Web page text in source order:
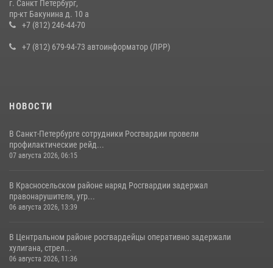
В Ленобласти сотрудники Росгвардии провели встречу с
воспитанниками детского клуба «Умные каникулы»
г. Санкт Петербург,
пр-кт Бакунина д. 10 а
+7 (812) 246-44-70
+7 (812) 679-94-73 автоинформатор (ЛРР)
НОВОСТИ
В Санкт-Петербурге сотрудники Росгвардии провели
профилактические рейд...
07 августа 2026, 06:15
В Красносельском районе наряд Росгвардии задержал
правонарушителя, угр...
06 августа 2026, 13:39
В Центральном районе росгвардейцы оперативно задержали
хулигана, стрел...
06 августа 2026, 11:36